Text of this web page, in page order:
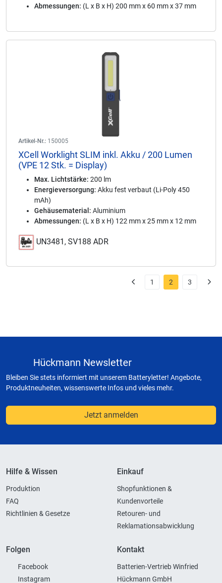
Abmessungen: (L x B x H) 200 mm x 60 mm x 37 mm
Artikel-Nr.: 150005
XCell Worklight SLIM inkl. Akku / 200 Lumen
(VPE 12 Stk. = Display)
Max. Lichtstärke: 200 lm
Energieversorgung: Akku fest verbaut (Li-Poly 450
mAh)
Gehäusematerial: Aluminium
Abmessungen: (L x B x H) 122 mm x 25 mm x 12 mm
UN3481, SV188 ADR
1 2 3
Hückmann Newsletter
Bleiben Sie stets informiert mit unserem Batteryletter! Angebote,
Produktneuheiten, wissenswerte Infos und vieles mehr.
Jetzt anmelden
Hilfe & Wissen
Produktion
FAQ
Richtlinien & Gesetze
Einkauf
Shopfunktionen &
Kundenvorteile
Retouren- und
Reklamationsabwicklung
Folgen
Facebook
Instagram
Kontakt
Batterien-Vertrieb Winfried
Hückmann GmbH